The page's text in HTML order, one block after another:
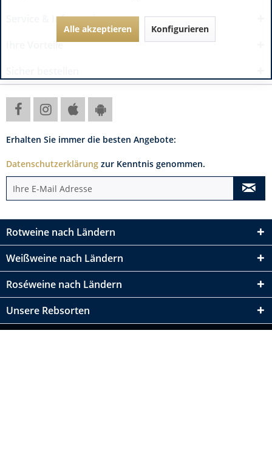
Service & Informationen
Ihre Vorteile
Erhalten Sie immer die besten Angebote:
Datenschutzerklärung zur Kenntnis genommen.
Rotweine nach Ländern
Weißweine nach Ländern
Roséweine nach Ländern
Unsere Rebsorten
Alle akzeptieren Konfigurieren